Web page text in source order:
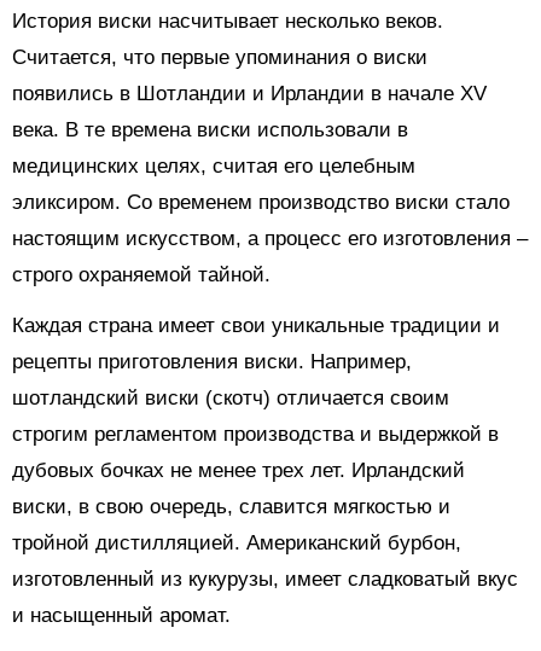
История виски насчитывает несколько веков.
Считается, что первые упоминания о виски
появились в Шотландии и Ирландии в начале XV
века. В те времена виски использовали в
медицинских целях, считая его целебным
эликсиром. Со временем производство виски стало
настоящим искусством, а процесс его изготовления –
строго охраняемой тайной.
Каждая страна имеет свои уникальные традиции и
рецепты приготовления виски. Например,
шотландский виски (скотч) отличается своим
строгим регламентом производства и выдержкой в
дубовых бочках не менее трех лет. Ирландский
виски, в свою очередь, славится мягкостью и
тройной дистилляцией. Американский бурбон,
изготовленный из кукурузы, имеет сладковатый вкус
и насыщенный аромат.